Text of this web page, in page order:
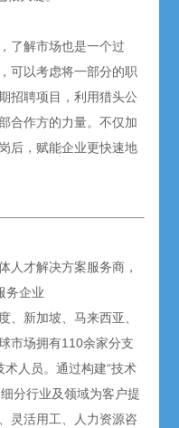
了解市场也是一个过
可以考虑将一部分的职
招聘项目，利用猎头公
合作方的力量。不仅加
后，赋能企业更快速地
人才解决方案服务商，
务企业
、新加坡、马来西亚、
市场拥有110余家分支
人员。通过构建“技术
分行业及领域为客户提
灵活用工、人力资源咨